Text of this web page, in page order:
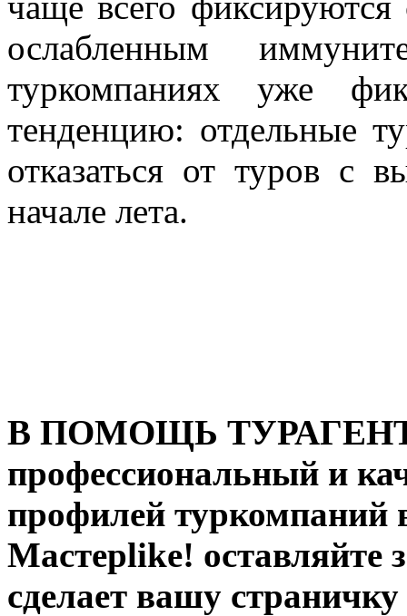
ослабленным
туркомпаниях уже
тенденцию: отдельные
отказаться от туров с
начале лета.
В ПОМОЩЬ
профессиональный и
профилей туркомпаний
Мастерlike! оставляйте
сделает вашу